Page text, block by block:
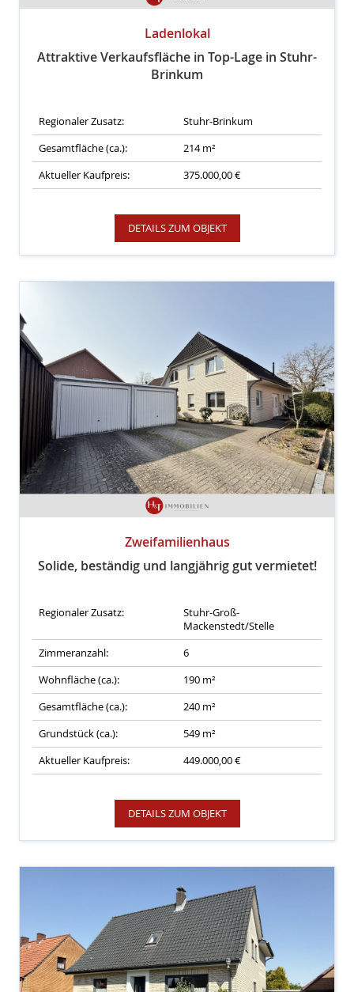
Ladenlokal
Attraktive Verkaufsfläche in Top-Lage in Stuhr-
Brinkum
Regionaler Zusatz:
Stuhr-Brinkum
Gesamtfläche (ca.):
214 m²
Aktueller Kaufpreis:
375.000,00 €
DETAILS ZUM OBJEKT
Zweifamilienhaus
Solide, beständig und langjährig gut vermietet!
Regionaler Zusatz:
Stuhr-Groß-
Mackenstedt/Stelle
Zimmeranzahl:
6
Wohnfläche (ca.):
190 m²
Gesamtfläche (ca.):
240 m²
Grundstück (ca.):
549 m²
Aktueller Kaufpreis:
449.000,00 €
DETAILS ZUM OBJEKT